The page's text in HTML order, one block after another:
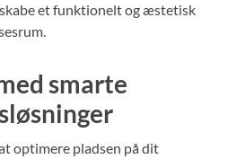
et funktionelt og æstetisk
smarte
optimere pladsen på dit